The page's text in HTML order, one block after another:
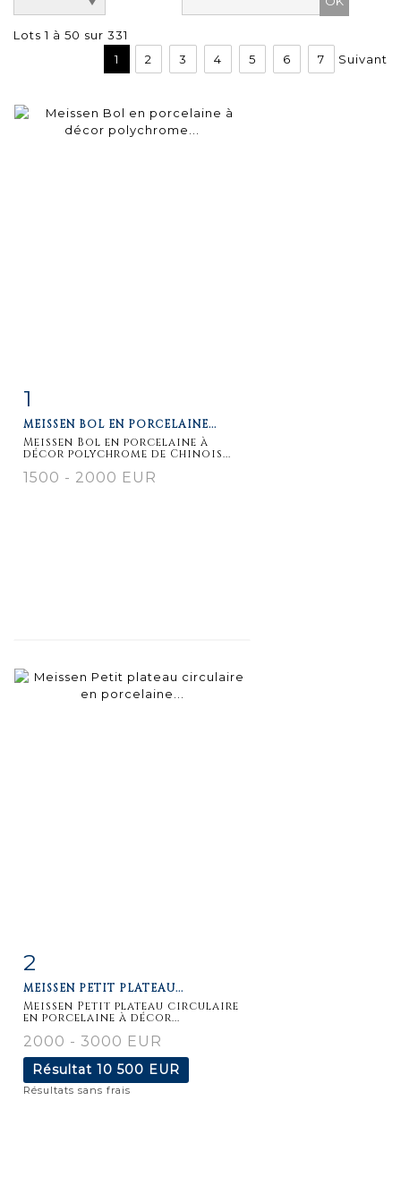
Lots 1 à 50 sur 331
1
2 3 4 5 6 7 Suivant
1
MEISSEN BOL EN PORCELAINE...
Meissen Bol en porcelaine à
décor polychrome de Chinois...
1500 - 2000 EUR
2
MEISSEN PETIT PLATEAU...
Meissen Petit plateau circulaire
en porcelaine à décor...
2000 - 3000 EUR
Résultat 10 500 EUR
Résultats sans frais